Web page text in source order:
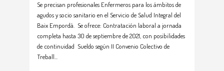
Se precisan profesionales Enfermeros para los ámbitos de
agudos y socio sanitario en el Servicio de Salud Integral del
Baix Empordà. Se ofrece: Contratación laboral a jornada
completa hasta 30 de septiembre de 2021, con posibilidades
de continuidad Sueldo según II Convenio Colectivo de
Treball